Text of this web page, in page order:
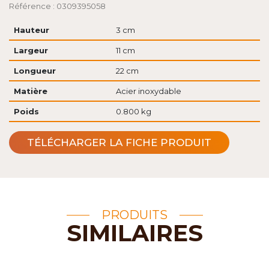
Référence : 0309395058
Hauteur 3 cm
Largeur 11 cm
Longueur 22 cm
Matière Acier inoxydable
Poids 0.800 kg
TÉLÉCHARGER LA FICHE PRODUIT
PRODUITS
SIMILAIRES